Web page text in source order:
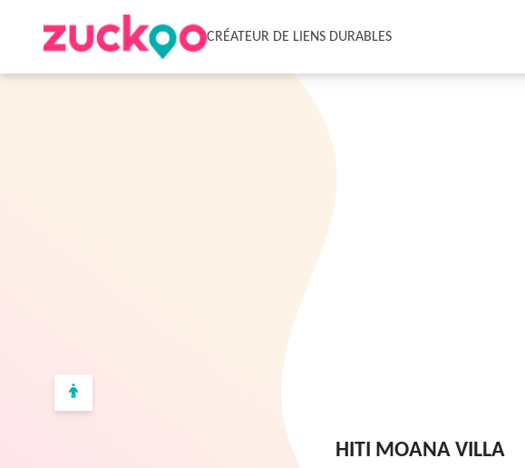
CRÉATEUR DE LIENS DURABLES
HITI MOANA VILLA